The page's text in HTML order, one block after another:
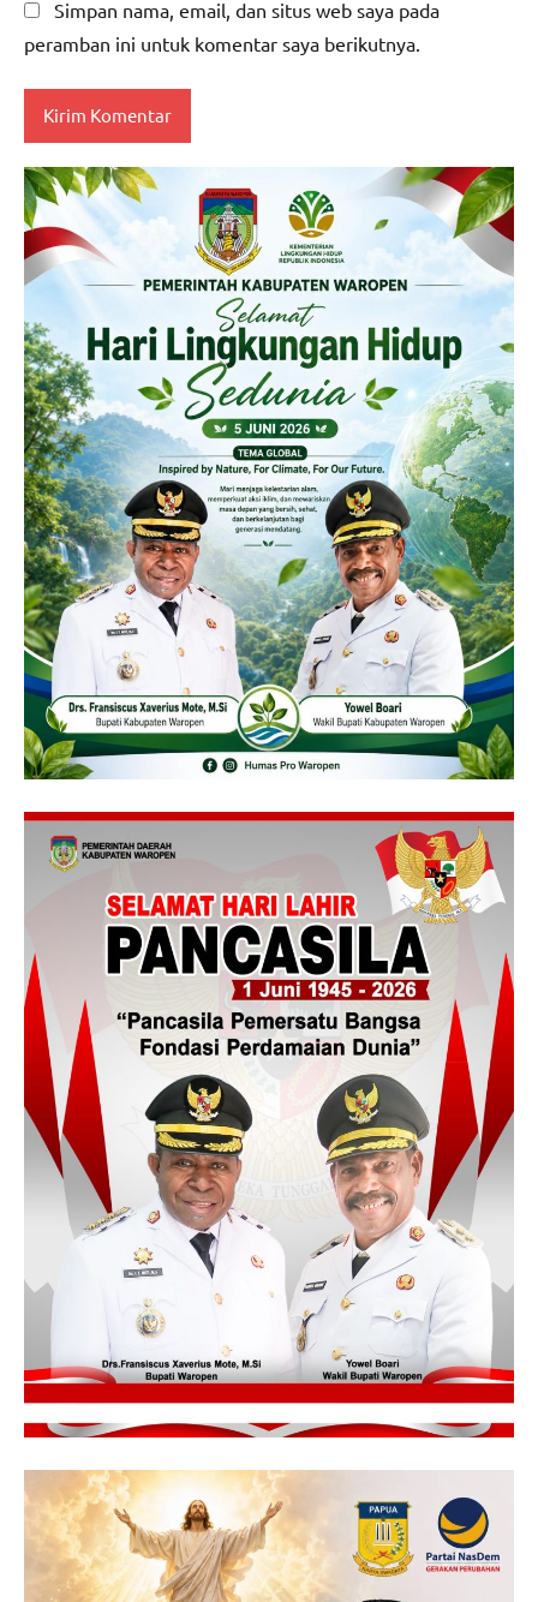
Simpan nama, email, dan situs web saya pada
peramban ini untuk komentar saya berikutnya.